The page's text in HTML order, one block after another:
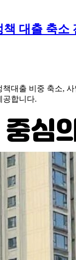
책 대출 축소
대출 비중 축소,
공합니다.